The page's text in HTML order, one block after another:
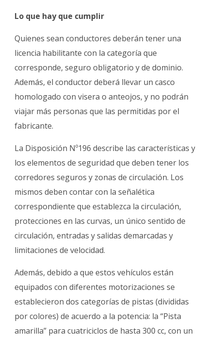
Lo que hay que cumplir
Quienes sean conductores deberán tener una
licencia habilitante con la categoría que
corresponde, seguro obligatorio y de dominio.
Además, el conductor deberá llevar un casco
homologado con visera o anteojos, y no podrán
viajar más personas que las permitidas por el
fabricante.
La Disposición Nº196 describe las características y
los elementos de seguridad que deben tener los
corredores seguros y zonas de circulación. Los
mismos deben contar con la señalética
correspondiente que establezca la circulación,
protecciones en las curvas, un único sentido de
circulación, entradas y salidas demarcadas y
limitaciones de velocidad.
Además, debido a que estos vehículos están
equipados con diferentes motorizaciones se
establecieron dos categorías de pistas (divididas
por colores) de acuerdo a la potencia: la “Pista
amarilla” para cuatriciclos de hasta 300 cc, con un